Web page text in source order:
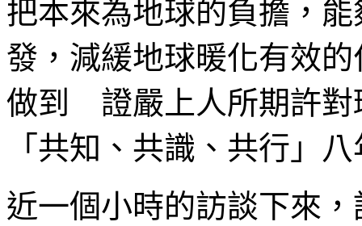
把本來為地球的負擔，
發，減緩地球暖化有效
做到 證嚴上人所期許對
「共知、共識、共行」
近一個小時的訪談下來